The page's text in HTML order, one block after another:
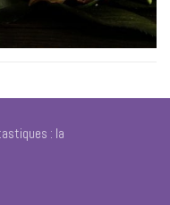
: la